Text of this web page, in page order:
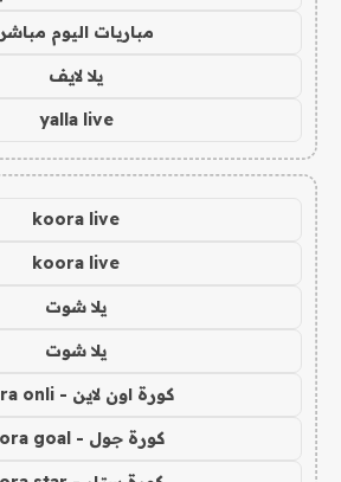
مباريات اليوم مباشر
يلا لايف
yalla live
koora live
koora live
يلا شوت
يلا شوت
كورة اون لاين - kora onli
كورة جول - kora goal